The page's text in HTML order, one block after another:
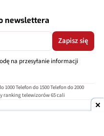
newslettera
Zapisz się
na przesyłanie informacji
1000Telefon do 1500Telefon do 2000
ranking telewizorów 65 cali